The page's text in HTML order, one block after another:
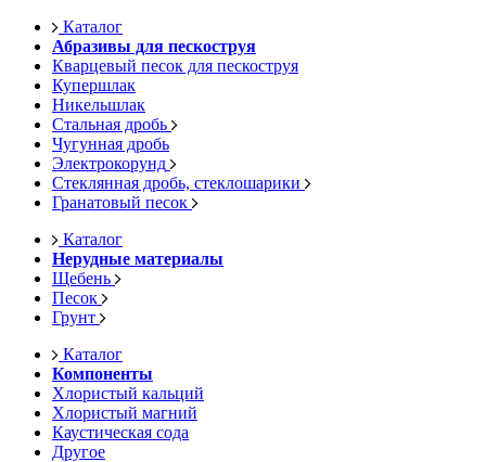
Каталог
Абразивы для пескоструя
Кварцевый песок для пескоструя
Купершлак
Никельшлак
Стальная дробь
Чугунная дробь
Электрокорунд
Стеклянная дробь, стеклошарики
Гранатовый песок
Каталог
Нерудные материалы
Щебень
Песок
Грунт
Каталог
Компоненты
Хлористый кальций
Хлористый магний
Каустическая сода
Другое